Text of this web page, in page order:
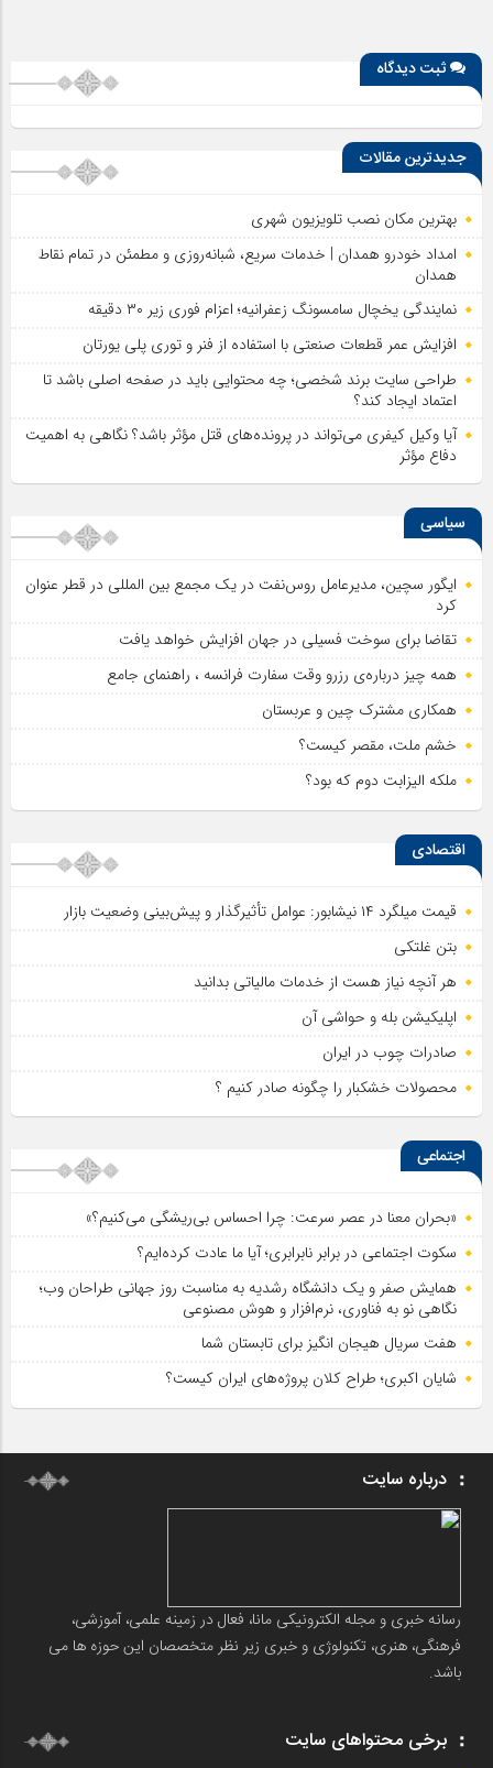
ثبت دیدگاه
جدیدترین مقالات
بهترین مکان نصب تلویزیون شهری
امداد خودرو همدان | خدمات سریع، شبانه‌روزی و مطمئن در تمام نقاط
همدان
نمایندگی یخچال سامسونگ زعفرانیه؛ اعزام فوری زیر ۳۰ دقیقه
افزایش عمر قطعات صنعتی با استفاده از فنر و توری پلی یورتان
طراحی سایت برند شخصی؛ چه محتوایی باید در صفحه اصلی باشد تا
اعتماد ایجاد کند؟
آیا وکیل کیفری می‌تواند در پرونده‌های قتل مؤثر باشد؟ نگاهی به اهمیت
دفاع مؤثر
سیاسی
ایگور سچین، مدیرعامل روس‌نفت در یک مجمع بین المللی در قطر عنوان
کرد
تقاضا برای سوخت فسیلی در جهان افزایش خواهد یافت
همه چیز درباره‌ی رزرو وقت سفارت فرانسه ، راهنمای جامع
همکاری مشترک چین و عربستان
خشم ملت، مقصر کیست؟
ملکه الیزابت دوم که بود؟
اقتصادی
قیمت میلگرد ۱۴ نیشابور: عوامل تأثیرگذار و پیش‌بینی وضعیت بازار
بتن غلتکی
هر آنچه نیاز هست از خدمات مالیاتی بدانید
اپلیکیشن بله و حواشی آن
صادرات چوب در ایران
محصولات خشکبار را چگونه صادر کنیم ؟
اجتماعی
«بحران معنا در عصر سرعت: چرا احساس بی‌ریشگی می‌کنیم؟»
سکوت اجتماعی در برابر نابرابری؛ آیا ما عادت کرده‌ایم؟
همایش صفر و یک دانشگاه رشدیه به مناسبت روز جهانی طراحان وب؛
نگاهی نو به فناوری، نرم‌افزار و هوش مصنوعی
هفت سریال هیجان انگیز برای تابستان شما
شایان اکبری؛ طراح کلان پروژه‌های ایران کیست؟
درباره سایت
رسانه خبری و مجله الکترونیکی مانا، فعال در زمینه علمی، آموزشی،
فرهنگی، هنری، تکنولوژی و خبری زیر نظر متخصصان این حوزه ها می
باشد.
برخی محتواهای سایت